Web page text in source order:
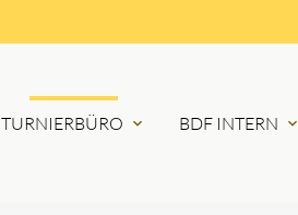
TURNIERBÜRO expand_more BDF INTERN expand_more